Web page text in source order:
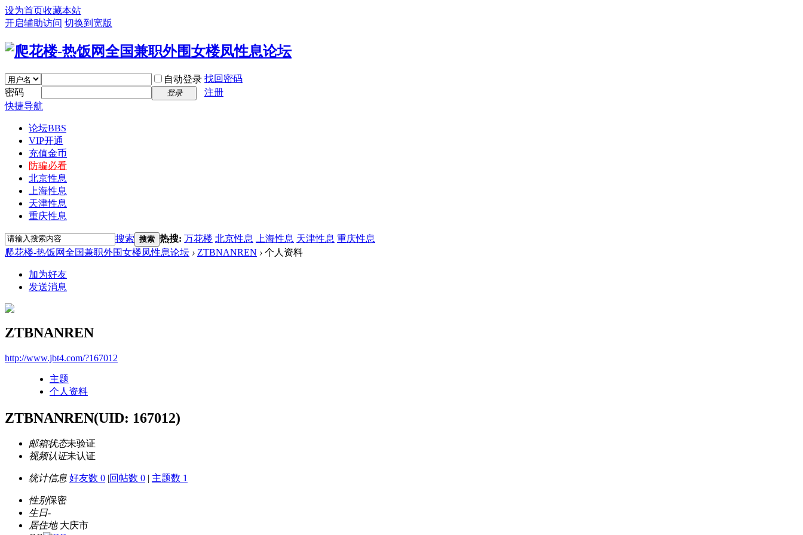
设为首页收藏本站
开启辅助访问 切换到宽版
自动登录 找回密码
密码
登录
注册
快捷导航
论坛BBS
VIP开通
充值金币
防骗必看
北京性息
上海性息
天津性息
重庆性息
搜索 搜索 热搜: 万花楼 北京性息 上海性息 天津性息 重庆性息
爬花楼-热饭网全国兼职外围女楼凤性息论坛 › ZTBNANREN › 个人资料
加为好友
发送消息
ZTBNANREN
http://www.jbt4.com/?167012
主题
个人资料
ZTBNANREN(UID: 167012)
邮箱状态未验证
视频认证未认证
统计信息 好友数 0 |回帖数 0 | 主题数 1
性别保密
生日-
居住地大庆市